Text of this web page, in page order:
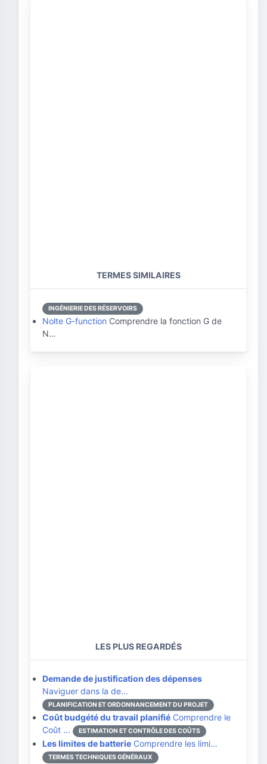
TERMES SIMILAIRES
INGÉNIERIE DES RÉSERVOIRS
Nolte G-function Comprendre la fonction G de
N…
LES PLUS REGARDÉS
Demande de justification des dépenses
Naviguer dans la de…
PLANIFICATION ET ORDONNANCEMENT DU PROJET
Coût budgété du travail planifié Comprendre le
Coût …
ESTIMATION ET CONTRÔLE DES COÛTS
Les limites de batterie Comprendre les limi…
TERMES TECHNIQUES GÉNÉRAUX